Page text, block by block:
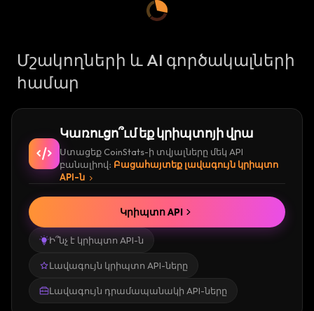
Մշակողների և AI գործակալների
համար
Կառուցո՞ւմ եք կրիպտոյի վրա
Ստացեք CoinStats-ի տվյալները մեկ API
բանալիով։ Բացահայտեք լավագույն կրիպտո
API-ն
Ի՞նչ է կրիպտո API-ն
Լավագույն կրիպտո API-ները
Լավագույն դրամապանակի API-ները
Կրիպտո API